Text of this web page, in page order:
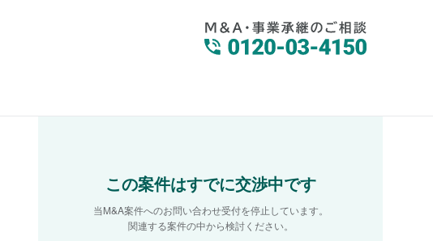
この案件はすでに交渉中です
当M&A案件へのお問い合わせ受付を停止しています。
関連する案件の中から検討ください。